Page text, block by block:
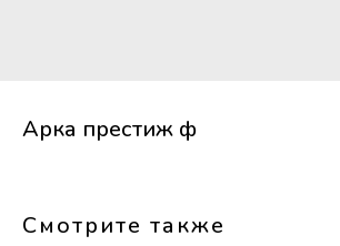
Арка престиж ф
Смотрите также